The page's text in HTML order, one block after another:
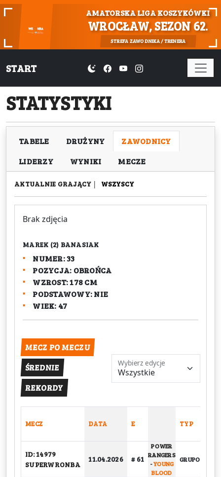
AMATORSKA LIGA KOSZYKÓWKI
WROCŁAW, SEZON 62.
STREFA ZAWODNIKA / TRENERA
START
STATYSTYKI
TABELE DRUŻYNY
ZAWODNICY
LIDERZY
WYNIKI MECZE
AKTUALNIE GRAJĄCY | WSZYSCY
Brak zdjęcia
MAREK (2) BANASIAK
NUMER: 33
POZYCJA: OBROŃCA
WZROST: 178 CM
PODSTAWOWY: NIE
WIEK: 47
MECZ PO MECZU
ŚREDNIE
REKORDY
Wybierz edycje
MECZ DATA E TYP
ID: 14979
SUPERWRONBA
11.04.2026 # 61
POWER
RANGERS
-YOUNG
BLOOD
GRUPOWY